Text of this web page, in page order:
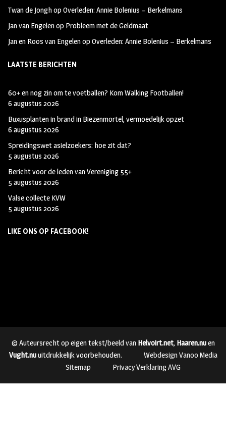
Twan de JonghopOverleden: Annie Bolenius – Berkelmans
Jan van Engelenop Probleem met de Geldmaat
Jan en Roos van EngelenopOverleden: Annie Bolenius – Berkelmans
LAATSTE BERICHTEN
60+ en nog zin om te voetballen? Kom Walking Footballen!
6 augustus 2026
Buxusplanten in brand in Biezenmortel, vermoedelijk opzet
6 augustus 2026
Spreidingswet asielzoekers: hoe zit dat?
5 augustus 2026
Bericht voor de leden van Vereniging 55+
5 augustus 2026
Valse collecte KVW
5 augustus 2026
LIKE ONS OP FACEBOOK!
© Auteursrecht op eigen tekst/beeld van Helvoirt.net, Haaren.nuen
Vught.nuuitdrukkelijk voorbehouden.
Webdesign Vanoo Media
Sitemap
Privacy Verklaring AVG